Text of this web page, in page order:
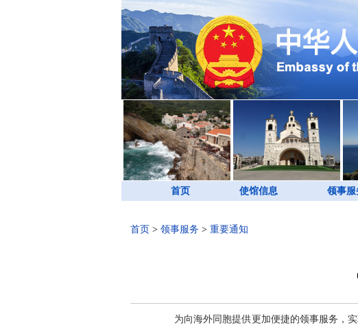
首页 使馆信息 领事服
首页 > 领事服务 > 重要通知
为向海外同胞提供更加便捷的领事服务，实